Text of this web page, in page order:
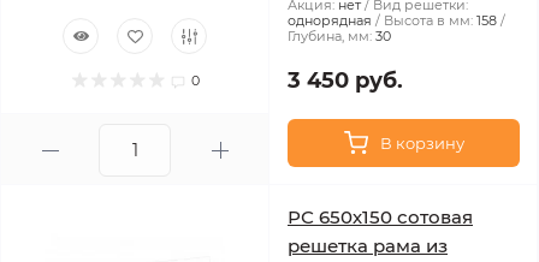
0
Акция: нет
Вид решетки:
однорядная
Высота в мм: 158
Глубина, мм: 30
3 450 руб.
В корзину
РС 650х150 сотовая
решетка рама из